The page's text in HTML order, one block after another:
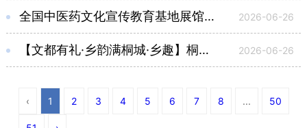
全国中医药文化宣传教育基地展馆在桐城中医医院开馆 2026-06-26
【文都有礼·乡韵满桐城·乡趣】桐城：“中医夜市”在市民广场火热开市 2026-06-26
‹ 1 2 3 4 5 6 7 8 ... 50